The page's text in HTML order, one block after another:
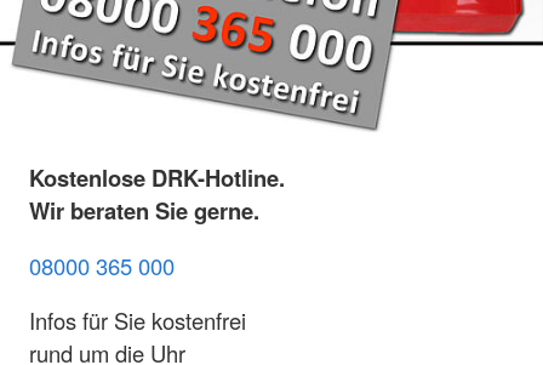
Kostenlose DRK-Hotline.
Wir beraten Sie gerne.
08000 365 000
Infos für Sie kostenfrei
rund um die Uhr